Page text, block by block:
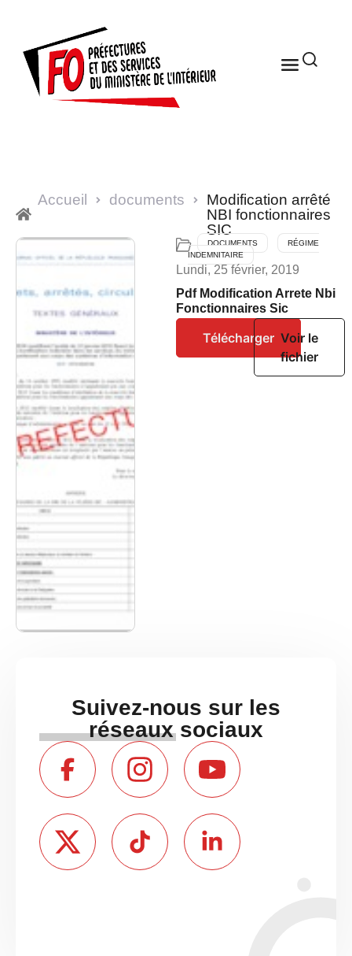
Accueil documents
Modification arrêté
NBI fonctionnaires
SIC
DOCUMENTS
RÉGIME
INDEMNITAIRE
Lundi, 25 février, 2019
Pdf Modification Arrete Nbi
Fonctionnaires Sic
Télécharger Voir le
fichier
Suivez-nous sur les
réseaux sociaux